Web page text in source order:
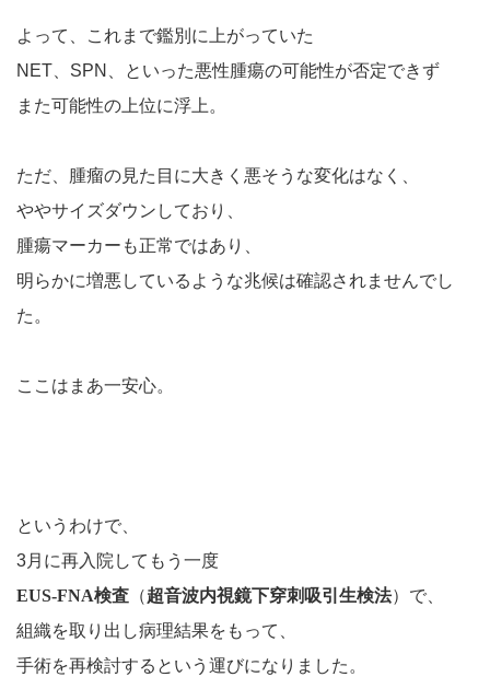
よって、これまで鑑別に上がっていた
NET、SPN、といった悪性腫瘍の可能性が否定できず
また可能性の上位に浮上。
ただ、腫瘤の見た目に大きく悪そうな変化はなく、
ややサイズダウンしており、
腫瘍マーカーも正常ではあり、
明らかに増悪しているような兆候は確認されませんでし
た。
ここはまあ一安心。
というわけで、
3月に再入院してもう一度
EUS-FNA検査 （超音波内視鏡下穿刺吸引生検法）で、
組織を取り出し病理結果をもって、
手術を再検討するという運びになりました。